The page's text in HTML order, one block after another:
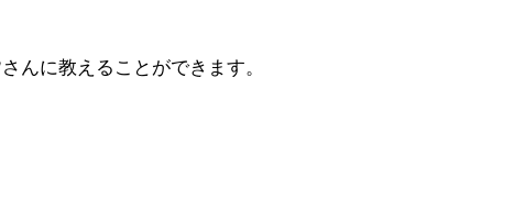
んに教えることができます。